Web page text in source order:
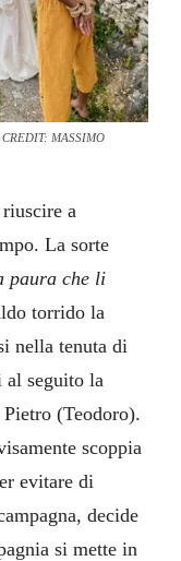
MASSIMO
a
La sorte
paura che li
torrido la
nella tenuta di
al seguito la
(Teodoro).
scoppia
evitare di
decide
si mette in